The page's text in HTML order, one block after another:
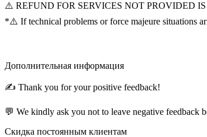
⚠️ REFUND FOR SERVICES NOT PROVIDED
*⚠️ If technical problems or force majeure situations
Дополнительная информация
✍ Thank you for your positive feedback!
💬 We kindly ask you not to leave negative feedback
Скидка постоянным клиентам